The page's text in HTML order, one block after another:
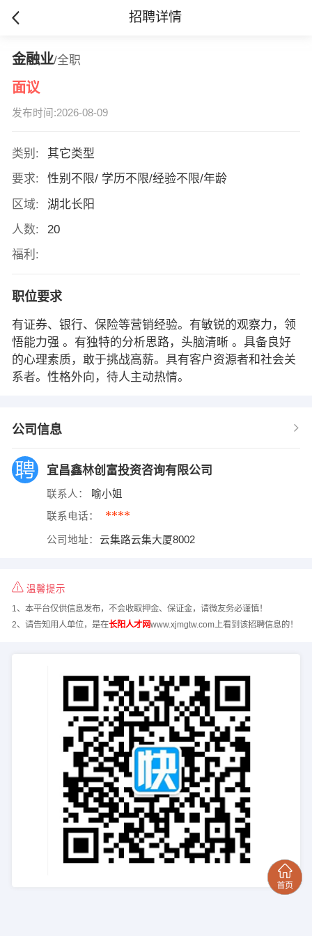
招聘详情
金融业/全职
面议
发布时间:2026-08-09
类别:
其它类型
要求:
性别不限/ 学历不限/经验不限/年龄
区域:
湖北长阳
人数:
20
福利:
职位要求
有证券、银行、保险等营销经验。有敏锐的观察力，领
悟能力强 。有独特的分析思路，头脑清晰 。具备良好
的心理素质，敢于挑战高薪。具有客户资源者和社会关
系者。性格外向，待人主动热情。
公司信息
宜昌鑫林创富投资咨询有限公司
联系人： 喻小姐
联系电话： ****
公司地址： 云集路云集大厦8002
温馨提示
1、本平台仅供信息发布，不会收取押金、保证金，请微友务必谨慎！
2、请告知用人单位，是在长阳人才网www.xjmgtw.com上看到该招聘信息的！